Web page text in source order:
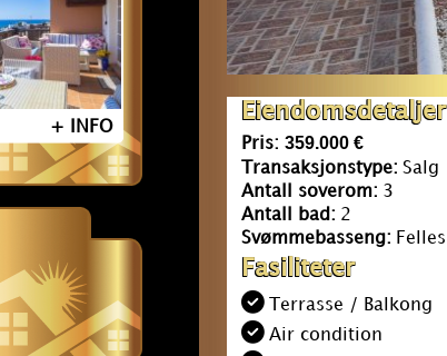
+ INFO
Eiendomsdetaljer
Pris: 359.000 €
Transaksjonstype: Salg
Antall soverom: 3
Antall bad: 2
Svømmebasseng: Felles
Fasiliteter
Terrasse / Balkong
Air condition